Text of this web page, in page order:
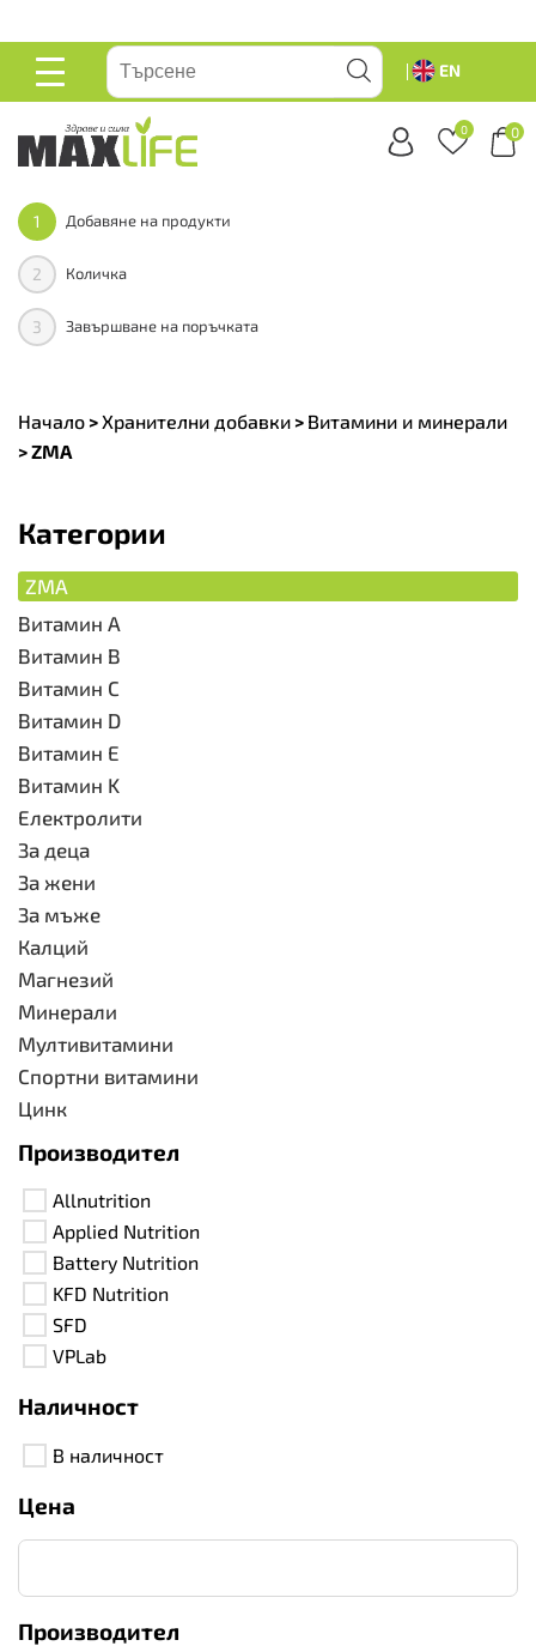
ОСНОВНО
EN
0 0
1 Добавяне на продукти
2 Количка
3 Завършване на поръчката
Начало >Хранителни добавки > Витамини и минерали
>ZMA
Категории
ZMA
Витамин A
Витамин B
Витамин C
Витамин D
Витамин E
Витамин K
Електролити
За деца
За жени
За мъже
Калций
Магнезий
Минерали
Мултивитамини
Спортни витамини
Цинк
Производител
Allnutrition
Applied Nutrition
Battery Nutrition
KFD Nutrition
SFD
VPLab
Наличност
В наличност
Цена
Производител